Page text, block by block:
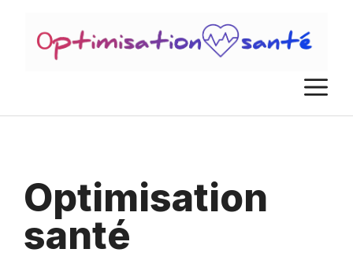
contenu
Optimisation
santé